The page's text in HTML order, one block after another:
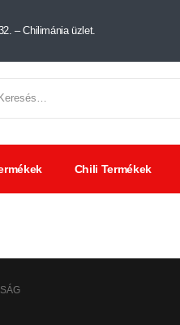
– Chilimánia üzlet.
Chili Termékek